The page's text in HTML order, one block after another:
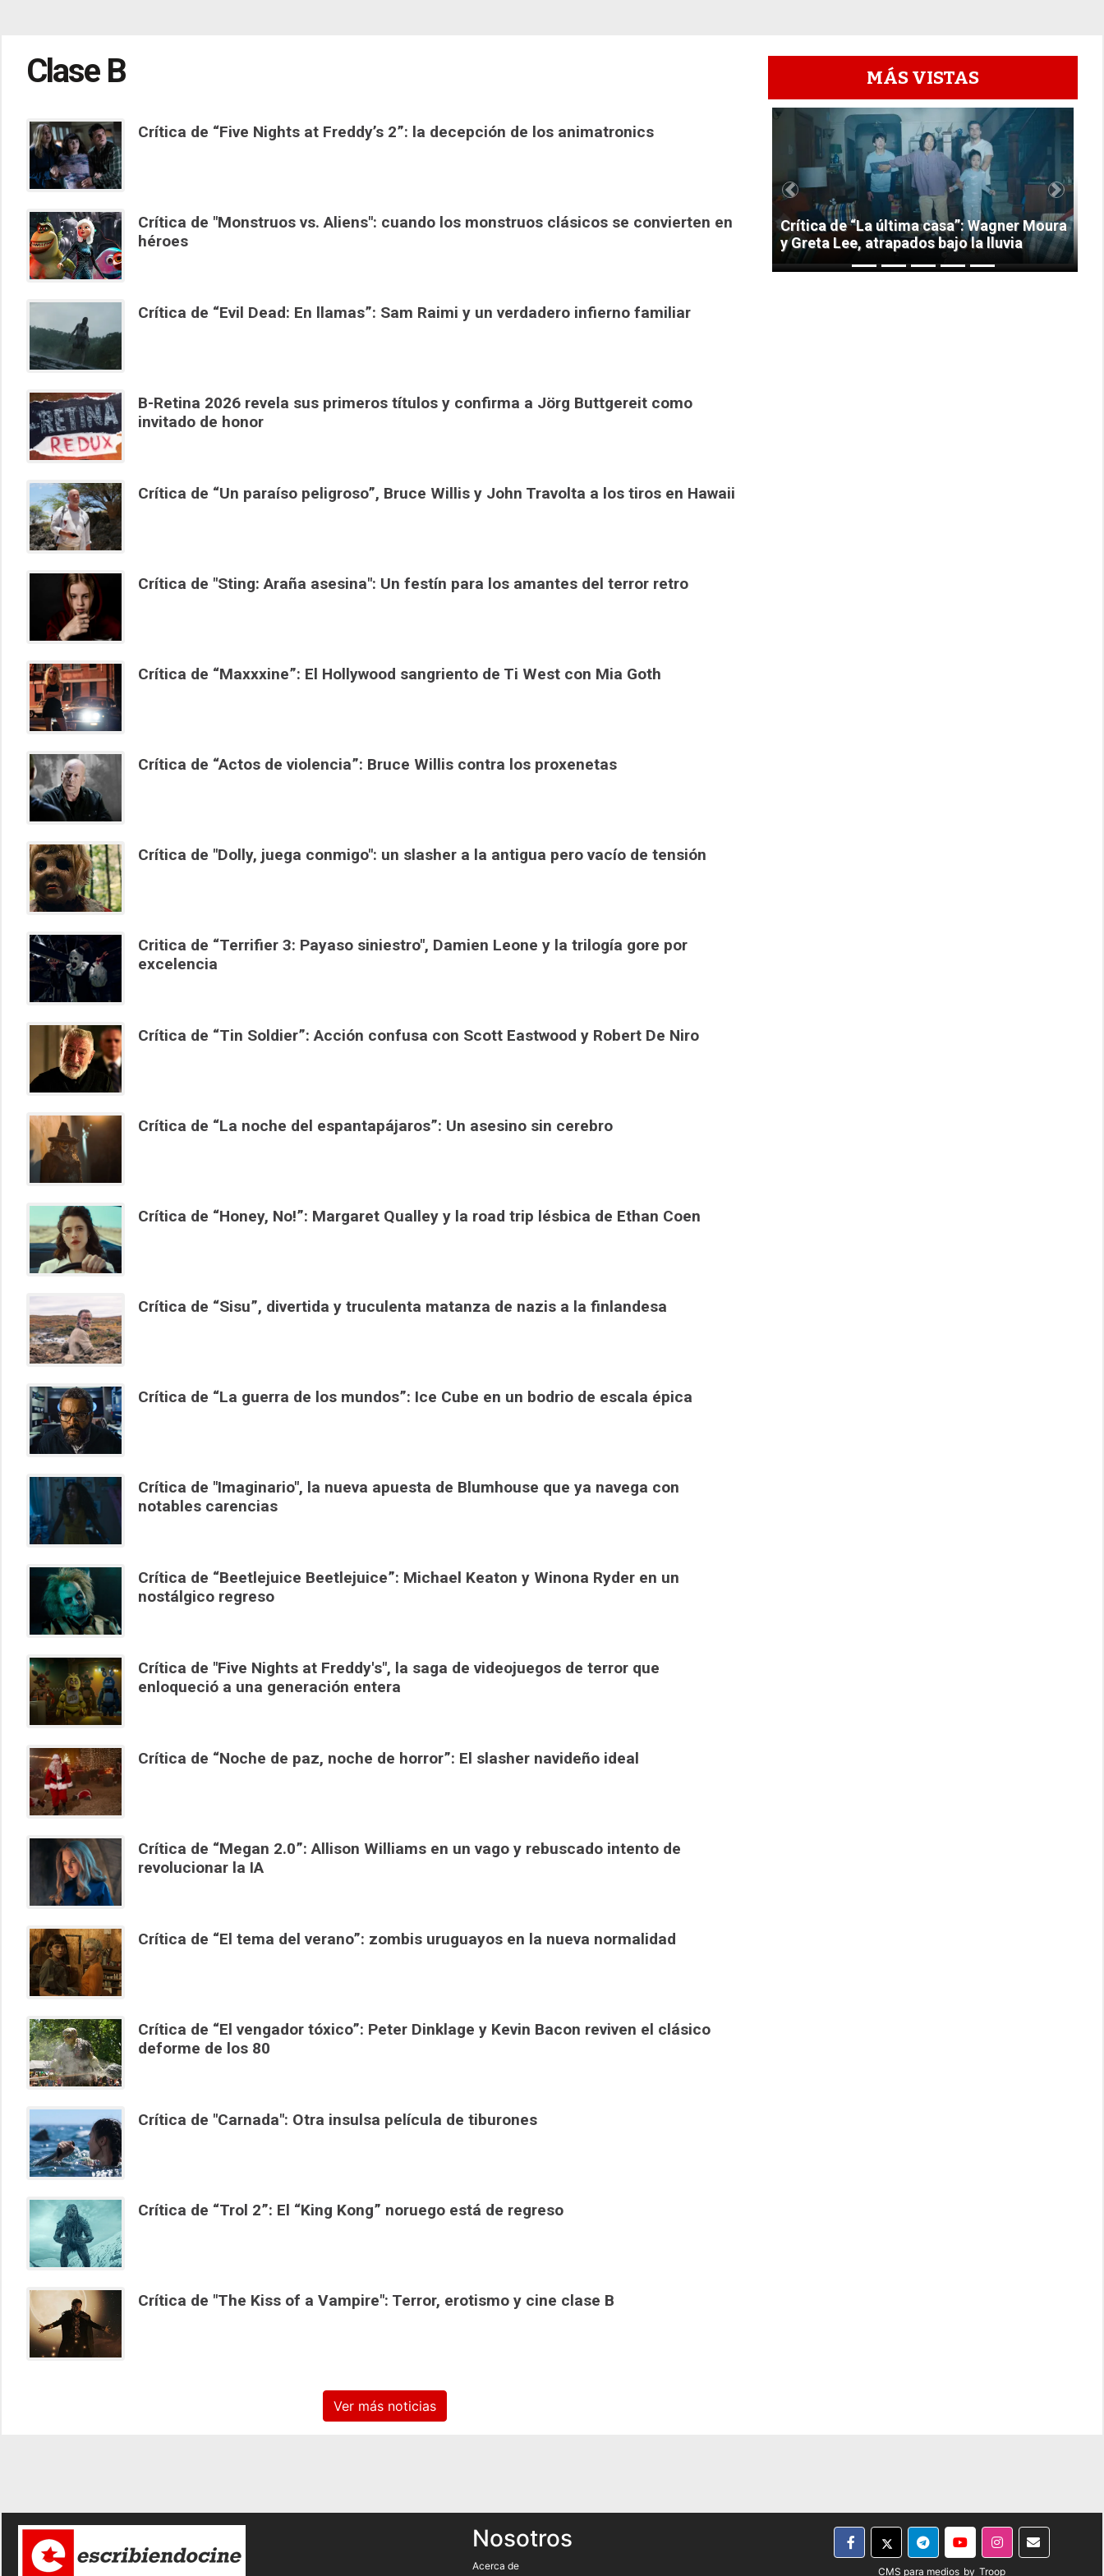
Clase B
Crítica de “Five Nights at Freddy’s 2”: la decepción de los animatronics
Crítica de "Monstruos vs. Aliens": cuando los monstruos clásicos se convierten en
héroes
Crítica de “Evil Dead: En llamas”: Sam Raimi y un verdadero infierno familiar
B-Retina 2026 revela sus primeros títulos y confirma a Jörg Buttgereit como
invitado de honor
Crítica de “Un paraíso peligroso”, Bruce Willis y John Travolta a los tiros en Hawaii
Crítica de "Sting: Araña asesina": Un festín para los amantes del terror retro
Crítica de “Maxxxine”: El Hollywood sangriento de Ti West con Mia Goth
Crítica de “Actos de violencia”: Bruce Willis contra los proxenetas
Crítica de "Dolly, juega conmigo": un slasher a la antigua pero vacío de tensión
Critica de “Terrifier 3: Payaso siniestro", Damien Leone y la trilogía gore por
excelencia
Crítica de “Tin Soldier”: Acción confusa con Scott Eastwood y Robert De Niro
Crítica de “La noche del espantapájaros”: Un asesino sin cerebro
Crítica de “Honey, No!”: Margaret Qualley y la road trip lésbica de Ethan Coen
Crítica de “Sisu”, divertida y truculenta matanza de nazis a la finlandesa
Crítica de “La guerra de los mundos”: Ice Cube en un bodrio de escala épica
Crítica de "Imaginario", la nueva apuesta de Blumhouse que ya navega con
notables carencias
Crítica de “Beetlejuice Beetlejuice”: Michael Keaton y Winona Ryder en un
nostálgico regreso
Crítica de "Five Nights at Freddy's", la saga de videojuegos de terror que
enloqueció a una generación entera
Crítica de “Noche de paz, noche de horror”: El slasher navideño ideal
Crítica de “Megan 2.0”: Allison Williams en un vago y rebuscado intento de
revolucionar la IA
Crítica de “El tema del verano”: zombis uruguayos en la nueva normalidad
Crítica de “El vengador tóxico”: Peter Dinklage y Kevin Bacon reviven el clásico
deforme de los 80
Crítica de "Carnada": Otra insulsa película de tiburones
Crítica de “Trol 2”: El “King Kong” noruego está de regreso
Crítica de "The Kiss of a Vampire": Terror, erotismo y cine clase B
Ver más noticias
MÁS VISTAS
1
Crítica de “La última casa”: Wagner Moura
y Greta Lee, atrapados bajo la lluvia
Previous Next
Nosotros
Acerca de
CMS para medios by Troop